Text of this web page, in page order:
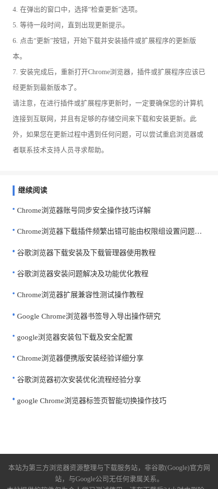
4. 在弹出的窗口中，选择“检查更新”选项。
5. 等待一段时间，直到出现更新提示。
6. 点击“更新”按钮，开始下载并安装插件或扩展程序的更新版
本。
7. 安装完成后，重新打开Chrome浏览器，插件或扩展程序应该已
经更新到最新版本了。
请注意，在进行插件或扩展程序更新时，一定要确保您的计算机
连接到互联网，并且有足够的存储空间来下载和安装更新。此
外，如果您在更新过程中遇到任何问题，可以尝试重启浏览器或
者联系技术支持人员寻求帮助。
继续阅读
Chrome浏览器账号同步安全操作技巧详解
Chrome浏览器下载插件频繁出错可能由权限组设置问题引起
谷歌浏览器下载安装及下载管理器使用教程
谷歌浏览器安装问题解决及功能优化教程
Chrome浏览器扩展兼容性测试操作教程
Google Chrome浏览器书签导入导出操作研究
google浏览器安装包下载及安全配置
Chrome浏览器便携版安装经验详细分享
谷歌浏览器初次安装优化流程经验分享
google Chrome浏览器标签页智能切换操作技巧
本站为第三方浏览器资源整理与下载服务站，非谷歌(Google)官方网
站，与Google公司无任何隶属关系。